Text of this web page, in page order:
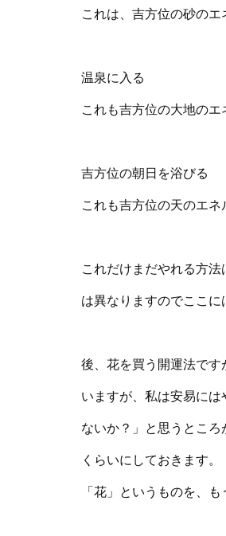
これは、吉方位の砂のエ
温泉に入る
これも吉方位の大地のエ
吉方位の朝日を浴びる
これも吉方位の天のエネ
これだけまだやれる方
は異なりますのでここに
後、花を買う開運法で
いますが、私は安易に
ないか？」と思うとこ
くらいにしておきます。
「花」というものを、